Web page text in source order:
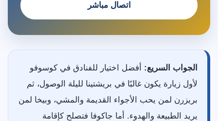
اتصال مباشر
الجواب السريع: أفضل اختيار للفنادق في كوسوفو
لأول زيارة يكون غالبًا في بريشتينا لليلة الوصول، ثم
بريزرن لمن يحب الأجواء القديمة والمشي، وبيخا لمن
يريد الطبيعة والهدوء. أما جاكوفا فتصلح كإقامة